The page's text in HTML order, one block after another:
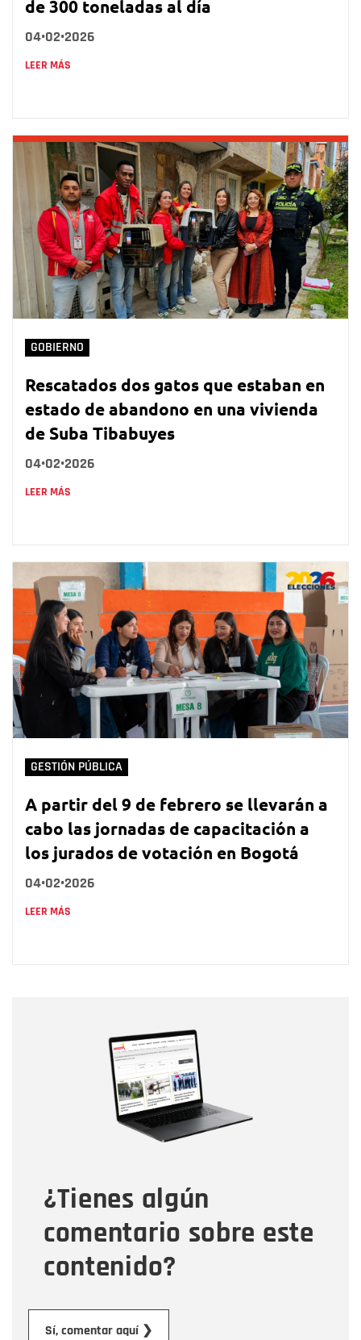
de 300 toneladas al día
04•02•2026
LEER MÁS
GOBIERNO
Rescatados dos gatos que estaban en
estado de abandono en una vivienda
de Suba Tibabuyes
04•02•2026
LEER MÁS
GESTIÓN PÚBLICA
A partir del 9 de febrero se llevarán a
cabo las jornadas de capacitación a
los jurados de votación en Bogotá
04•02•2026
LEER MÁS
¿Tienes algún
comentario sobre este
contenido?
Sí, comentar aquí ❯
Correo electrónico
Tipo de comentario
Mensaje